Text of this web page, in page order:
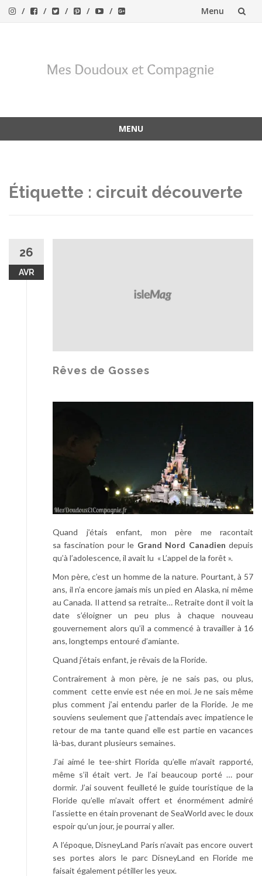
Menu
MENU
Étiquette : circuit découverte
26
AVR
Rêves de Gosses
Quand j’étais enfant, mon père me racontait
sa fascination pour le Grand Nord Canadien depuis
qu’à l’adolescence, il avait lu « L’appel de la forêt ».
Mon père, c’est un homme de la nature. Pourtant, à 57
ans, il n’a encore jamais mis un pied en Alaska, ni même
au Canada. Il attend sa retraite… Retraite dont il voit la
date s’éloigner un peu plus à chaque nouveau
gouvernement alors qu’il a commencé à travailler à 16
ans, longtemps entouré d’amiante.
Quand j’étais enfant, je rêvais de la Floride.
Contrairement à mon père, je ne sais pas, ou plus,
comment cette envie est née en moi. Je ne sais même
plus comment j’ai entendu parler de la Floride. Je me
souviens seulement que j’attendais avec impatience le
retour de ma tante quand elle est partie en vacances
là-bas, durant plusieurs semaines.
J’ai aimé le tee-shirt Florida qu’elle m’avait rapporté,
même s’il était vert. Je l’ai beaucoup porté … pour
dormir. J’ai souvent feuilleté le guide touristique de la
Floride qu’elle m’avait offert et énormément admiré
l’assiette en étain provenant de SeaWorld avec le doux
espoir qu’un jour, je pourrai y aller.
A l’époque, DisneyLand Paris n’avait pas encore ouvert
ses portes alors le parc DisneyLand en Floride me
faisait également pétiller les yeux.